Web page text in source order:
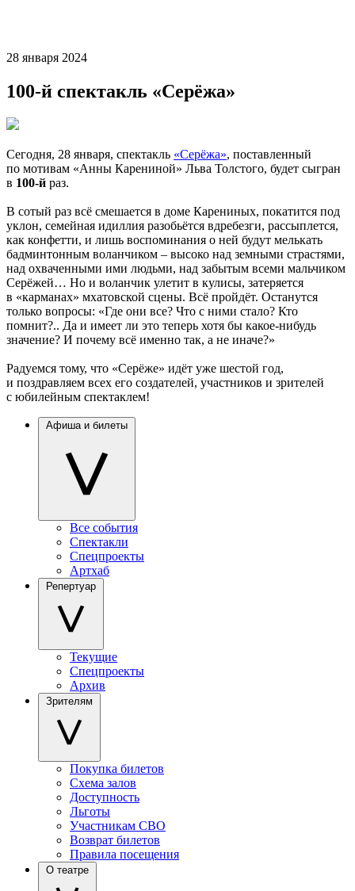
28 января 2024
100-й спектакль «Серёжа»
Сегодня, 28 января, спектакль «Серёжа», поставленный
по мотивам «Анны Карениной» Льва Толстого, будет сыгран
в 100-й раз.
В сотый раз всё смешается в доме Карениных, покатится под
уклон, семейная идиллия разобьётся вдребезги, рассыплется,
как конфетти, и лишь воспоминания о ней будут мелькать
бадминтонным воланчиком – высоко над земными страстями,
над охваченными ими людьми, над забытым всеми мальчиком
Серёжей… Но и воланчик улетит в кулисы, затеряется
в «карманах» мхатовской сцены. Всё пройдёт. Останутся
только вопросы: «Где они все? Что с ними стало? Кто
помнит?.. Да и имеет ли это теперь хотя бы какое-нибудь
значение? И почему всё именно так, а не иначе?»
Радуемся тому, что «Серёже» идёт уже шестой год,
и поздравляем всех его создателей, участников и зрителей
с юбилейным спектаклем!
Афиша и билеты
Все события
Спектакли
Спецпроекты
Артхаб
Репертуар
Текущие
Спецпроекты
Архив
Зрителям
Покупка билетов
Схема залов
Доступность
Льготы
Участникам СВО
Возврат билетов
Правила посещения
О театре